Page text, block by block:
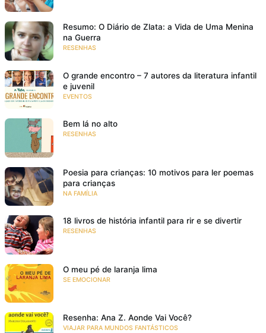
Resumo: O Diário de Zlata: a Vida de Uma Menina
na Guerra
RESENHAS
O grande encontro – 7 autores da literatura infantil
e juvenil
EVENTOS
Bem lá no alto
RESENHAS
Poesia para crianças: 10 motivos para ler poemas
para crianças
NA FAMÍLIA
18 livros de história infantil para rir e se divertir
RESENHAS
O meu pé de laranja lima
SE EMOCIONAR
Resenha: Ana Z. Aonde Vai Você?
VIAJAR PARA MUNDOS FANTÁSTICOS